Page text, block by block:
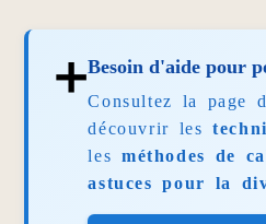
➕Besoin d'aide pour
Consultez la page
découvrir les
les méthodes de
astuces pour la